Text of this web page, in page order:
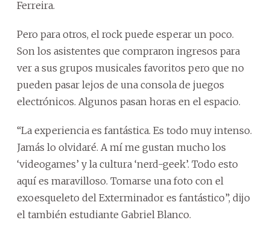
Ferreira.
Pero para otros, el rock puede esperar un poco.
Son los asistentes que compraron ingresos para
ver a sus grupos musicales favoritos pero que no
pueden pasar lejos de una consola de juegos
electrónicos. Algunos pasan horas en el espacio.
“La experiencia es fantástica. Es todo muy intenso.
Jamás lo olvidaré. A mí me gustan mucho los
‘videogames’ y la cultura ‘nerd-geek’. Todo esto
aquí es maravilloso. Tomarse una foto con el
exoesqueleto del Exterminador es fantástico”, dijo
el también estudiante Gabriel Blanco.